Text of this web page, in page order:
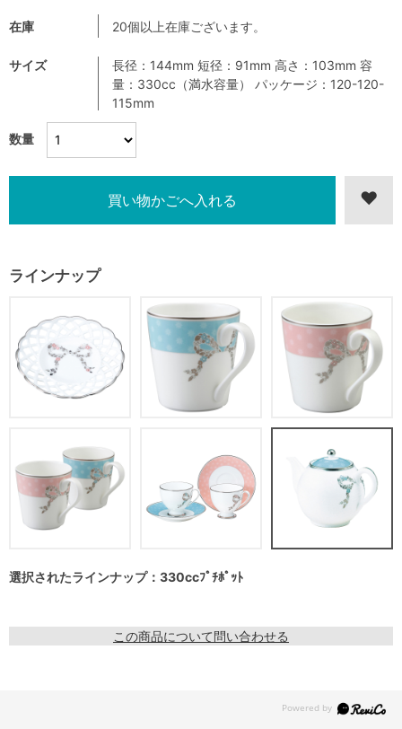
数量
在庫 20個以上在庫ございます。
サイズ
長径：144mm 短径：91mm 高さ：103mm 容
量：330cc（満水容量） パッケージ：120-120-
115mm
ラインナップ
選択されたラインナップ：330ccﾌﾟﾁﾎﾟｯﾄ
この商品について問い合わせる